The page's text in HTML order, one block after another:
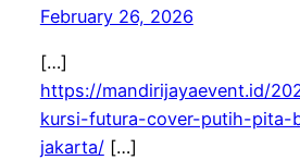
February 26, 2026
[…]
https://mandirijayaevent.id/
kursi-futura-cover-putih-pita-
jakarta/[…]